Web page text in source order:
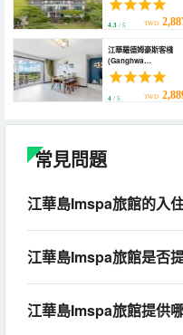
4.3 / 5 TWD
江華羅德姆豪斯客棧
(Ganghwa
Rodemhouse Pension)
4 / 5 TWD
常見問題
江華島Imspa旅館的入
江華島Imspa旅館是否
江華島Imspa旅館提供